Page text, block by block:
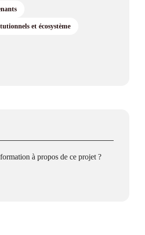
et écosystème
à propos de ce projet ?